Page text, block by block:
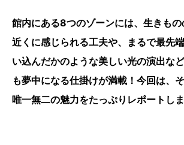
館内にある8つのゾーンには、生きも
近くに感じられる工夫や、まるで最先
い込んだかのような美しい光の演出な
も夢中になる仕掛けが満載！今回は、
唯一無二の魅力をたっぷりレポートしま